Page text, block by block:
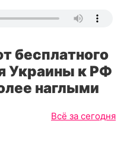
бесплатного
Украины к РФ
наглыми
Всё за сегодня